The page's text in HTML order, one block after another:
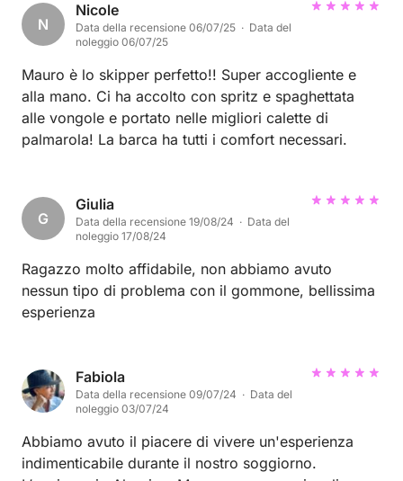
passione in quello che fanno e si vede da tanti
piccoli dettagli! Lo consiglieremo sicuramente!
N
Nicole
Data della recensione 06/07/25 · Data del
noleggio 06/07/25
Mauro è lo skipper perfetto!! Super accogliente e
alla mano. Ci ha accolto con spritz e spaghettata
alle vongole e portato nelle migliori calette di
palmarola! La barca ha tutti i comfort necessari.
G
Giulia
Data della recensione 19/08/24 · Data del
noleggio 17/08/24
Ragazzo molto affidabile, non abbiamo avuto
nessun tipo di problema con il gommone, bellissima
esperienza
Fabiola
Data della recensione 09/07/24 · Data del
noleggio 03/07/24
Abbiamo avuto il piacere di vivere un'esperienza
indimenticabile durante il nostro soggiorno.